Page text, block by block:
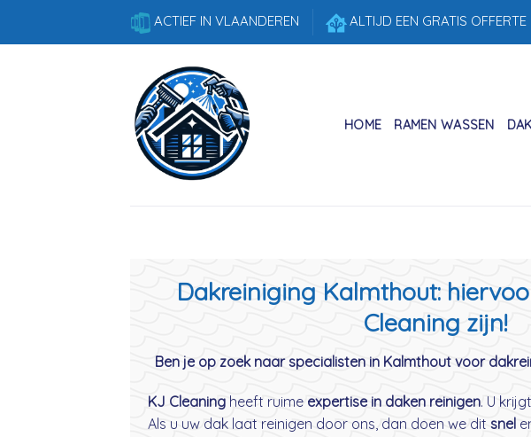
ACTIEF IN VLAANDEREN ALTIJD EEN GRATIS OFFERTE
HOME RAMEN WASSEN
Dakreiniging Kalmthout:
Cleaning zijn!
Ben je op zoek naar specialisten in Kalmthout voor
KJ Cleaning heeft ruime expertise in daken reinigen. U
Als u uw dak laat reinigen door ons, dan doen we dit snel